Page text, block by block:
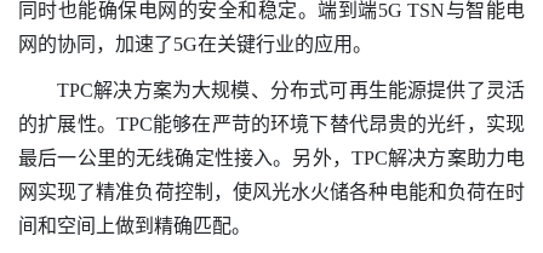
同时也能确保电网的安全和稳定。端到端5G TSN与智能电
网的协同，加速了5G在关键行业的应用。
TPC解决方案为大规模、分布式可再生能源提供了灵活
的扩展性。TPC能够在严苛的环境下替代昂贵的光纤，实现
最后一公里的无线确定性接入。另外，TPC解决方案助力电
网实现了精准负荷控制，使风光水火储各种电能和负荷在时
间和空间上做到精确匹配。